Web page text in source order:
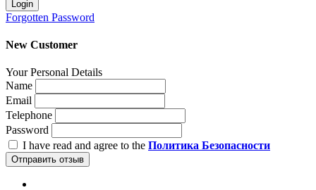
Login
Forgotten Password
New Customer
Your Personal Details
Name
Email
Telephone
Password
I have read and agree to the Политика Безопасности
Отправить отзыв